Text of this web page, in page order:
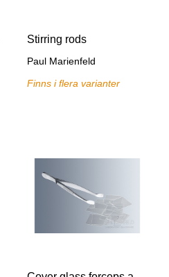
Stirring rods
Paul Marienfeld
Finns i flera varianter